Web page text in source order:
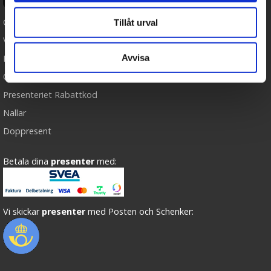
Tillåt urval
Avvisa
Cookies
Varumärken
Köpvillkor
Om oss
Presenteriet Rabattkod
Nallar
Doppresent
Betala dina presenter med:
Vi skickar presenter med Posten och Schenker: